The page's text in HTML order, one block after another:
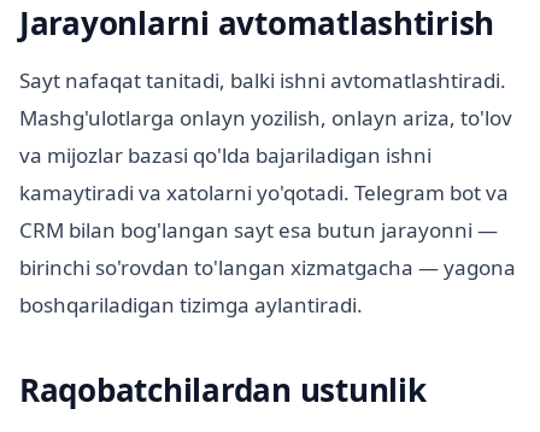
Jarayonlarni avtomatlashtirish
Sayt nafaqat tanitadi, balki ishni avtomatlashtiradi.
Mashg'ulotlarga onlayn yozilish, onlayn ariza, to'lov
va mijozlar bazasi qo'lda bajariladigan ishni
kamaytiradi va xatolarni yo'qotadi. Telegram bot va
CRM bilan bog'langan sayt esa butun jarayonni —
birinchi so'rovdan to'langan xizmatgacha — yagona
boshqariladigan tizimga aylantiradi.
Raqobatchilardan ustunlik